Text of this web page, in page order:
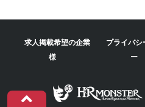
求人掲載希望の企業
様
プライバ
ー